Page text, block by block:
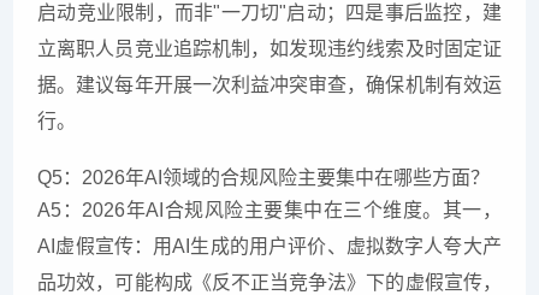
启动竞业限制，而非"一刀切"启动；四是事后监控，建
立离职人员竞业追踪机制，如发现违约线索及时固定证
据。建议每年开展一次利益冲突审查，确保机制有效运
行。
Q5：2026年AI领域的合规风险主要集中在哪些方面？
A5：2026年AI合规风险主要集中在三个维度。其一，
AI虚假宣传：用AI生成的用户评价、虚拟数字人夸大产
品功效，可能构成《反不正当竞争法》下的虚假宣传，